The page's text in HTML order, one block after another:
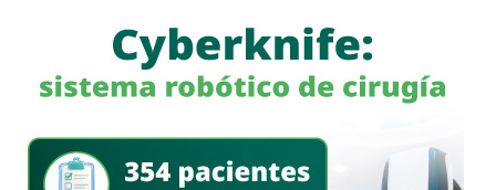
orientación y, en caso necesario, ser canalizadas a la
unidad médica correspondiente.
La secretaria reiteró que los procedimientos se llevan a
atención de personal médico profesional